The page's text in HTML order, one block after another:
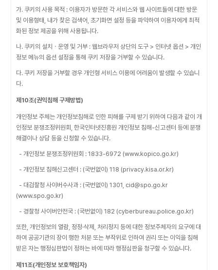
가. 쿠키의 사용 목적 : 이용자가 방문한 각 서비스와 웹 사이트들에 대한 방문
및 이용형태, 내가 찾은 검색어, 초기화면 설정 등을 파악하여 이용자에게 최적
화된 정보 제공을 위해 사용됩니다.
나. 쿠키의 설치ㆍ운영 및 거부 : 웹브라우저 상단의 도구 > 인터넷 옵션 > 개인
정보 메뉴의 옵션 설정을 통해 쿠키 저장을 거부할 수 있습니다.
다. 쿠키 저장을 거부할 경우 개인형 서비스 이용에 어려움이 발생할 수 있습니
다.
제10조(권익침해 구제방법)
개인정보 주체는 개인정보침해로 인한 피해를 구제 받기 위하여 다음과 같이 개
인정보 분쟁조정위원회, 한국인터넷진흥원 개인정보 침해-신고센터 등에 분쟁
해결이나 상담 등을 신청할 수 있습니다.
- 개인정보 분쟁조정위원회 : 1833-6972 (www.kopico.go.kr)
- 개인정보 침해신고센터 : (국번없이) 118 (privacy.kisa.or.kr)
- 대검찰청 사이버수사과 : (국번없이) 1301, cid@spo.go.kr
(www.spo.go.kr)
- 경찰청 사이버안전국 : (국번없이) 182 (cyberbureau.police.go.kr)
또한, 개인정보의 열람, 정정·삭제, 처리정지 등에 대한 정보주체자의 요구에 대
하여 공공기관의 장이 행한 처분 또는 부작위로 인하여 권리 또는 이익을 침해
받은 자는 행정심판법이 정하는 바에 따라 행정심판을 청구할 수 있습니다.
제11조(개인정보 보호책임자)